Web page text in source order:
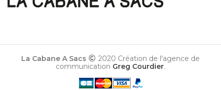
La Cabane A Sacs
2020 Création de l'agence de
communication Greg Courdier.